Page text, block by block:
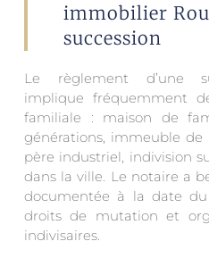
immobilier
succession
Le règlement d’une
implique fréquemment
familiale : maison de
générations, immeuble
père industriel, indivision
dans la ville. Le notaire a
documentée à la date
droits de mutation et
indivisaires.